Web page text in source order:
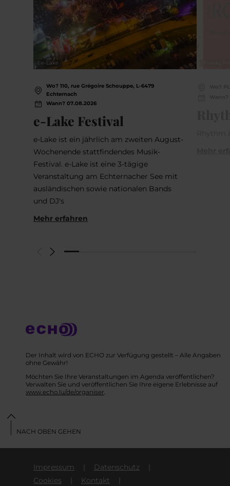
© e-Lake
Wo? 110, rue Grégoire Schouppe, L-6479
Echternach
Wann? 07.08.2026
e-Lake Festival
e-Lake ist ein jährlich am zweiten August-
Wochenende stattfindendes Musik-
Festival. e-Lake ist eine 3-tägige
Veranstaltung am Echternacher See mit
ausländischen sowie nationalen Bands
und DJ's
Mehr erfahren
Der Inhalt wird von ECHO zur Verfügung gestellt – Alle Angaben
ohne Gewähr!
Möchten Sie Ihre Veranstaltungen im Agenda veröffentlichen?
Verwalten Sie und veröffentlichen Sie Ihre eigene Erlebnisse auf
www.echo.lu/de/organiser.
Impressum
Datenschutz
Cookies
Kontakt
NACH OBEN GEHEN